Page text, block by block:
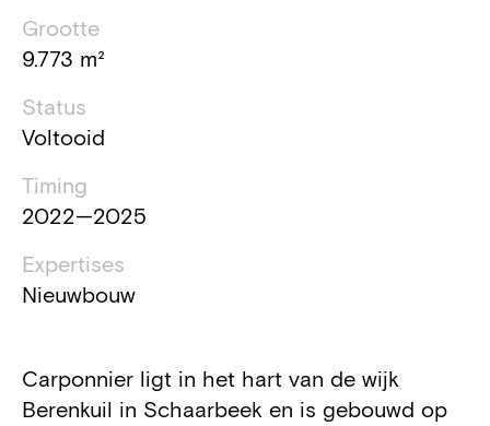
Grootte
9.773 m²
Status
Voltooid
Timing
2022—2025
Expertises
Nieuwbouw
Projectdetails
Carponnier ligt in het hart van de wijk
Berenkuil in Schaarbeek en is gebouwd op